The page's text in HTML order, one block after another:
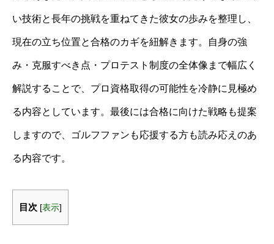
い技術と長年の挑戦を重ねてきた彼女の歩みを整理し、
現在の立ち位置と合格のカギを紐解きます。自身の強
み・克服すべき点・プロテスト制度の全体像まで幅広く
解説することで、プロ資格取得の可能性を冷静に見極め
る内容としています。最後には合格に向けた戦略も提案
しますので、ゴルフファンも応援する方も読み応えのあ
る内容です。
目次 [表示]